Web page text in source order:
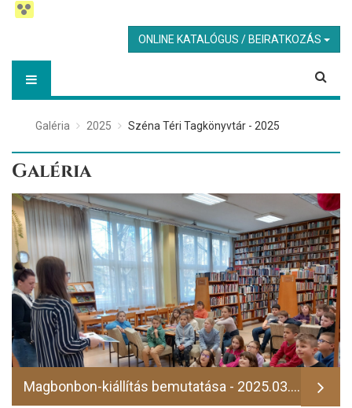
ONLINE KATALÓGUS / BEIRATKOZÁS
Galéria 2025 Széna Téri Tagkönyvtár - 2025
Galéria
Magbonbon-kiállítás bemutatása - 2025.03.13.